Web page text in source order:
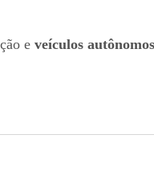
e veículos autônomos